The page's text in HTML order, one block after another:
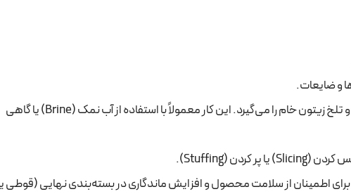
و ضایعات.
فرآیند کلیدی که طعم تند و تلخ زیتون خام را می‌گیرد. این کار معمولاً با استفاده از آب نمک (Brine) یا گاهی
برای اطمینان از سلامت محصول و افزایش ماندگاری در بسته‌بندی نهایی